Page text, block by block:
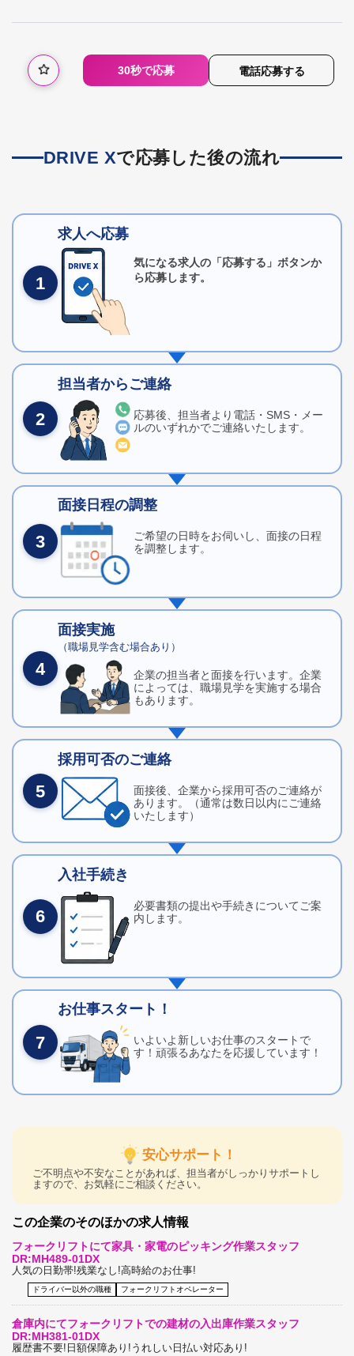
30秒で応募 電話応募する
DRIVE Xで応募した後の流れ
1
求人へ応募
気になる求人の「応募する」ボタンか
ら応募します。
2
担当者からご連絡
応募後、担当者より電話・SMS・メー
ルのいずれかでご連絡いたします。
3
面接日程の調整
ご希望の日時をお伺いし、面接の日程
を調整します。
4
面接実施
（職場見学含む場合あり）
企業の担当者と面接を行います。企業
によっては、職場見学を実施する場合
もあります。
5
採用可否のご連絡
面接後、企業から採用可否のご連絡が
あります。（通常は数日以内にご連絡
いたします）
6
入社手続き
必要書類の提出や手続きについてご案
内します。
7
お仕事スタート！
いよいよ新しいお仕事のスタートで
す！頑張るあなたを応援しています！
安心サポート！
ご不明点や不安なことがあれば、担当者がしっかりサポートし
ますので、お気軽にご相談ください。
この企業のそのほかの求人情報
フォークリフトにて家具・家電のピッキング作業スタッフ
DR:MH489-01DX
人気の日勤帯!残業なし!高時給のお仕事!
ドライバー以外の職種 フォークリフトオペレーター
倉庫内にてフォークリフトでの建材の入出庫作業スタッフ
DR:MH381-01DX
履歴書不要!日額保障あり!うれしい日払い対応あり!